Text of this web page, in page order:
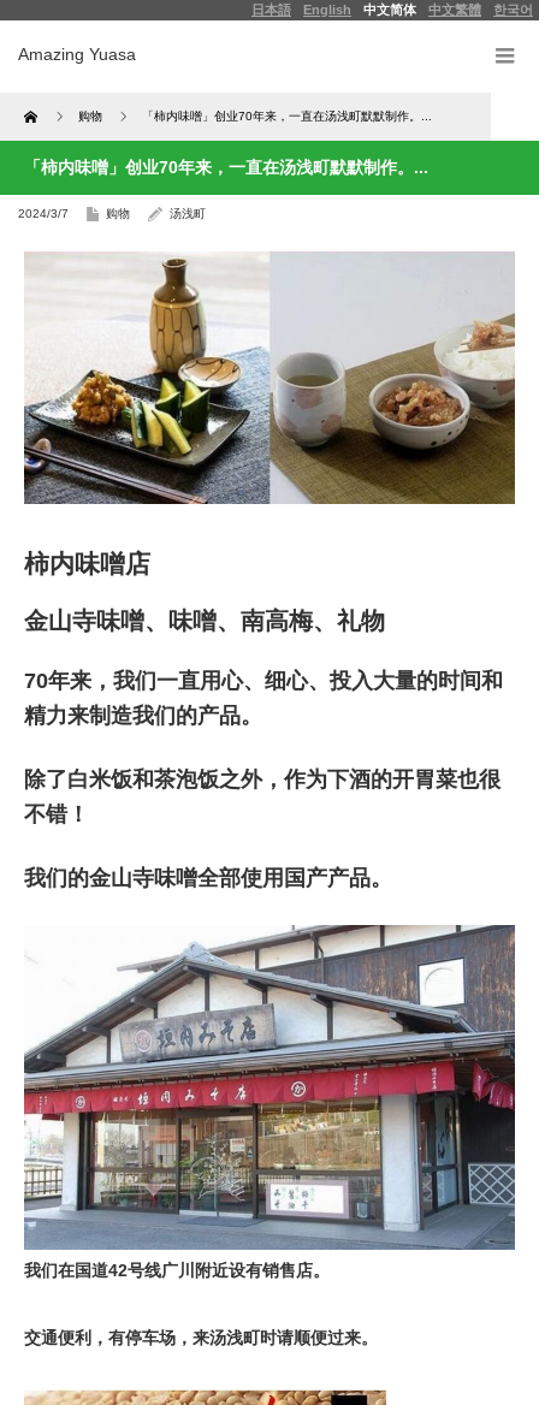
한국어
中文繁體
中文简体
English
日本語
Amazing Yuasa
Home 购物 「柿内味噌」创业70年来，一直在汤浅町默默制作。...
「柿内味噌」创业70年来，一直在汤浅町默默制作。...
2024/3/7 购物 汤浅町
柿内味噌店
金山寺味噌、味噌、南高梅、礼物
70年来，我们一直用心、细心、投入大量的时间和
精力来制造我们的产品。
除了白米饭和茶泡饭之外，作为下酒的开胃菜也很
不错！
我们的金山寺味噌全部使用国产产品。
我们在国道42号线广川附近设有销售店。
交通便利，有停车场，来汤浅町时请顺便过来。